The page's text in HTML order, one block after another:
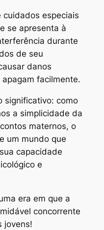
especiais
se apresenta à
durante
de seu
danos
facilmente.
significativo: como
a simplicidade da
maternos, o
um mundo que
capacidade
e
era em que a
concorrente
jovens!